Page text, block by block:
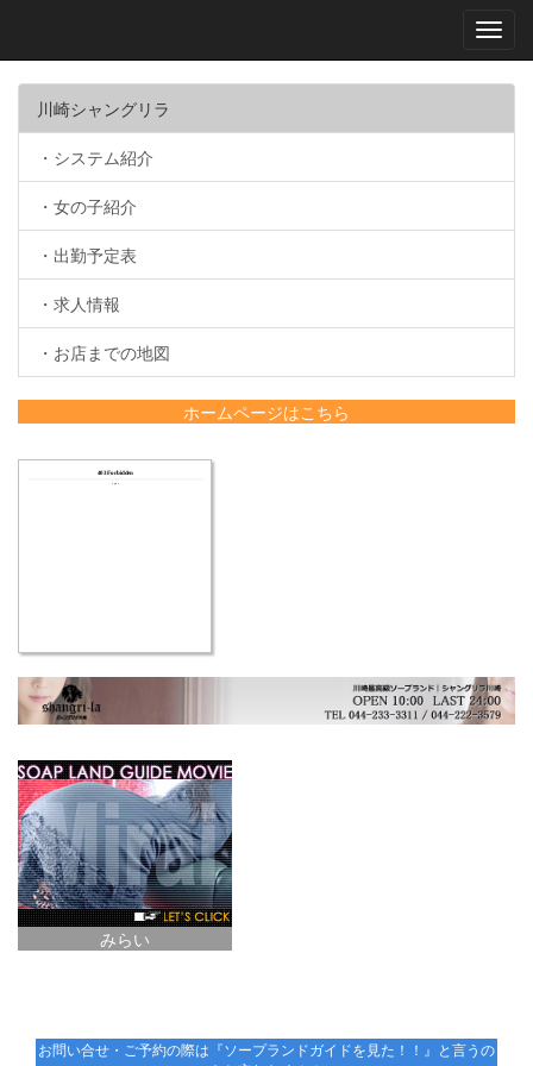
川崎シャングリラ
・システム紹介
・女の子紹介
・出勤予定表
・求人情報
・お店までの地図
ホームページはこちら
みらい
お問い合せ・ご予約の際は『ソープランドガイドを見た！！』と言うの